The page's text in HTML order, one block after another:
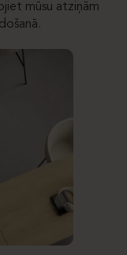
mūsu atziņām